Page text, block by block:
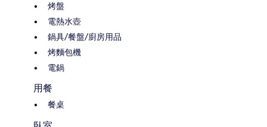
烤盤
電熱水壺
鍋具/餐盤/廚房用品
烤麵包機
電鍋
用餐
餐桌